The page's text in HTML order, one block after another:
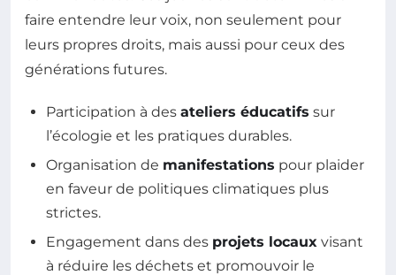
faire entendre leur voix, non seulement pour
leurs propres droits, mais aussi pour ceux des
générations futures.
Participation à des ateliers éducatifs sur
l’écologie et les pratiques durables.
Organisation de manifestations pour plaider
en faveur de politiques climatiques plus
strictes.
Engagement dans des projets locaux visant
à réduire les déchets et promouvoir le